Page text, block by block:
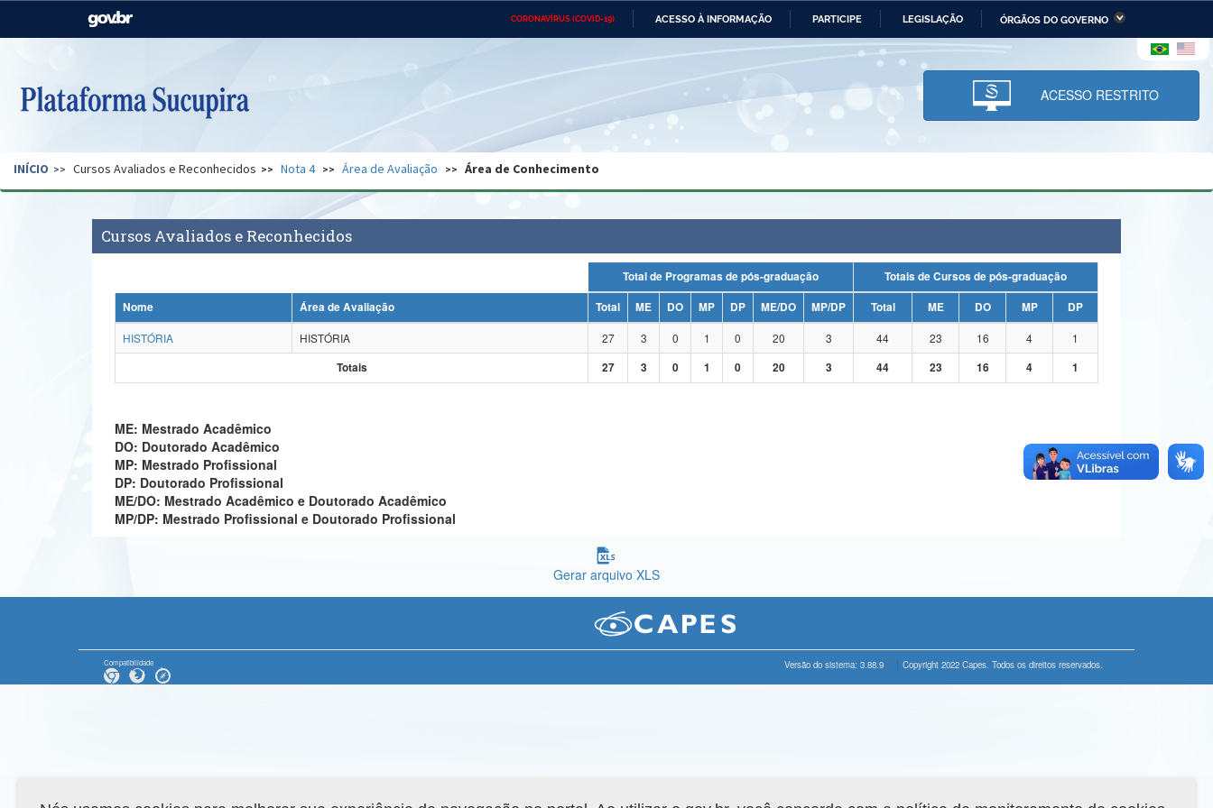
CORONAVÍRUS (COVID-19) ACESSO À INFORMAÇÃO PARTICIPE LEGISLAÇÃO ÓRGÃOS DO GOVERNO
Casa Civil Ministério das Relações Ministério da Economia Ministério da Infraestrutura
Pecuária e Abastecimento
Ministério da Ciência,
Tecnologia, Inovações e
Comunicações
Ministério do Desenvolvimento
Regional e dos Direitos Humanos
Secretaria de Governo Gabinete de Segurança Advocacia-Geral da União Banco Central do Brasil Planalto
ACESSO RESTRITO
INÍCIO Cursos Avaliados e Reconhecidos Nota 4 Área de Avaliação Área de Conhecimento
Cursos Avaliados e Reconhecidos
Total de Programas de pós-graduação
Totais de Cursos de pós-graduação
Nome
Área de Avaliação Total ME DO MP DP ME/DO MP/DP Total ME DO MP
DP
HISTÓRIA
HISTÓRIA 27 3 0 1 0 20 3 44 23 16 4
1
Totais
27 3 0 1 0 20 3 44 23 16 4 1
ME: Mestrado Acadêmico
DO: Doutorado Acadêmico
MP: Mestrado Profissional
DP: Doutorado Profissional
ME/DO: Mestrado Acadêmico e Doutorado Acadêmico
MP/DP: Mestrado Profissional e Doutorado Profissional
Gerar arquivo XLS
Compatibilidade Versão do sistema: 3.88.9 Copyright 2022 Capes. Todos os direitos reservados.